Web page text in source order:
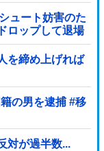
ュート妨害のた
ロップして退場
と投稿...
を締め上げれば
の男を逮捕 #移
対が過半数...